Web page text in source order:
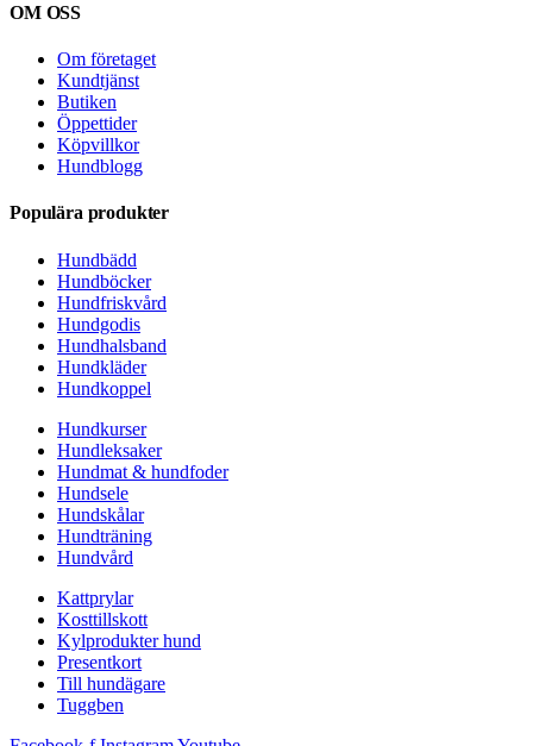
OM OSS
Om företaget
Kundtjänst
Butiken
Öppettider
Köpvillkor
Hundblogg
Populära produkter
Hundbädd
Hundböcker
Hundfriskvård
Hundgodis
Hundhalsband
Hundkläder
Hundkoppel
Hundkurser
Hundleksaker
Hundmat & hundfoder
Hundsele
Hundskålar
Hundträning
Hundvård
Kattprylar
Kosttillskott
Kylprodukter hund
Presentkort
Till hundägare
Tuggben